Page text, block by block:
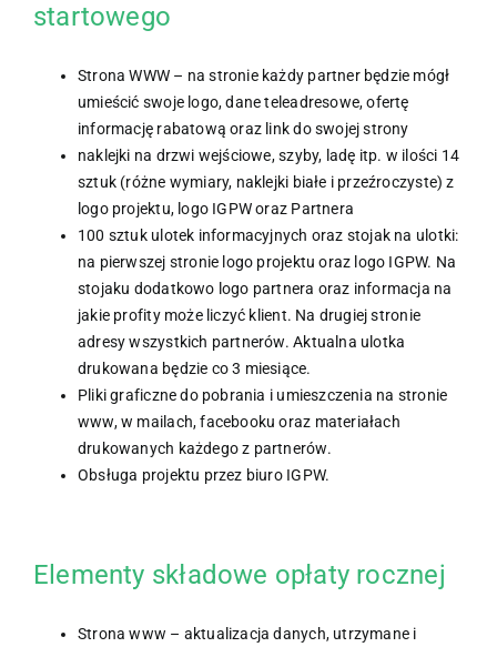
startowego
Strona WWW – na stronie każdy partner będzie mógł
umieścić swoje logo, dane teleadresowe, ofertę
informację rabatową oraz link do swojej strony
naklejki na drzwi wejściowe, szyby, ladę itp. w ilości 14
sztuk (różne wymiary, naklejki białe i przeźroczyste) z
logo projektu, logo IGPW oraz Partnera
100 sztuk ulotek informacyjnych oraz stojak na ulotki:
na pierwszej stronie logo projektu oraz logo IGPW. Na
stojaku dodatkowo logo partnera oraz informacja na
jakie profity może liczyć klient. Na drugiej stronie
adresy wszystkich partnerów. Aktualna ulotka
drukowana będzie co 3 miesiące.
Pliki graficzne do pobrania i umieszczenia na stronie
www, w mailach, facebooku oraz materiałach
drukowanych każdego z partnerów.
Obsługa projektu przez biuro IGPW.
Elementy składowe opłaty rocznej
Strona www – aktualizacja danych, utrzymane i